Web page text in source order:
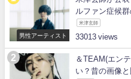
男性アーティスト
ルファン症候
米津玄師
33013
＆TEAM(エン
い？昔の画像